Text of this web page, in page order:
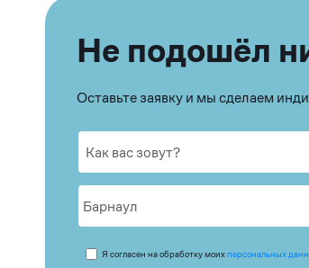
Не подошёл
Оставьте заявку и мы сделаем
Я согласен на обработку моихперсональных